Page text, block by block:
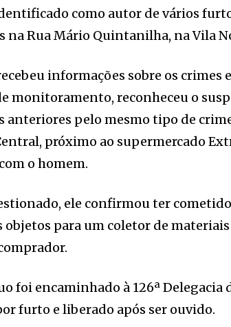
como autor de vários
na Rua Mário Quintanilha, na Vila
informações sobre os crimes
monitoramento, reconheceu o
anteriores pelo mesmo tipo de
próximo ao supermercado
o homem.
ele confirmou ter
objetos para um coletor de
foi encaminhado à 126ª Delegacia
furto e liberado após ser ouvido.